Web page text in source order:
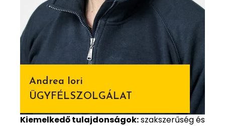
Andrea Iori
ÜGYFÉLSZOLGÁLAT
Kiemelkedő tulajdonságok:szakszerűség és